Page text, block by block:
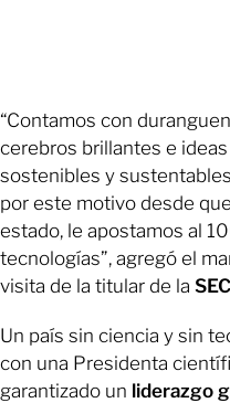
“Contamos con
cerebros brillantes e
sostenibles y
por este motivo desde
estado, le apostamos al
tecnologías”, agregó el
visita de la titular de la
Un país sin ciencia y sin
con una Presidenta
garantizado un liderazgo